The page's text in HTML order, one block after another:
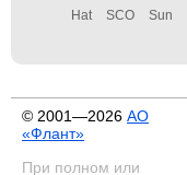
Hat SCO Sun
© 2001—2026 АО
«Флант»
При полном или